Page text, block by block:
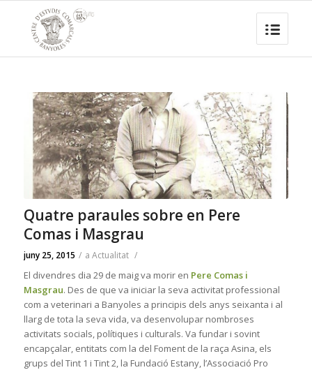
Quatre paraules sobre en Pere
Comas i Masgrau
juny 25, 2015 / a Actualitat /
El divendres dia 29 de maig va morir en Pere Comas i
Masgrau. Des de que va iniciar la seva activitat professional
com a veterinari a Banyoles a principis dels anys seixanta i al
llarg de tota la seva vida, va desenvolupar nombroses
activitats socials, polítiques i culturals. Va fundar i sovint
encapçalar, entitats com la del Foment de la raça Asina, els
grups del Tint 1 i Tint 2, la Fundació Estany, l’Associació Pro